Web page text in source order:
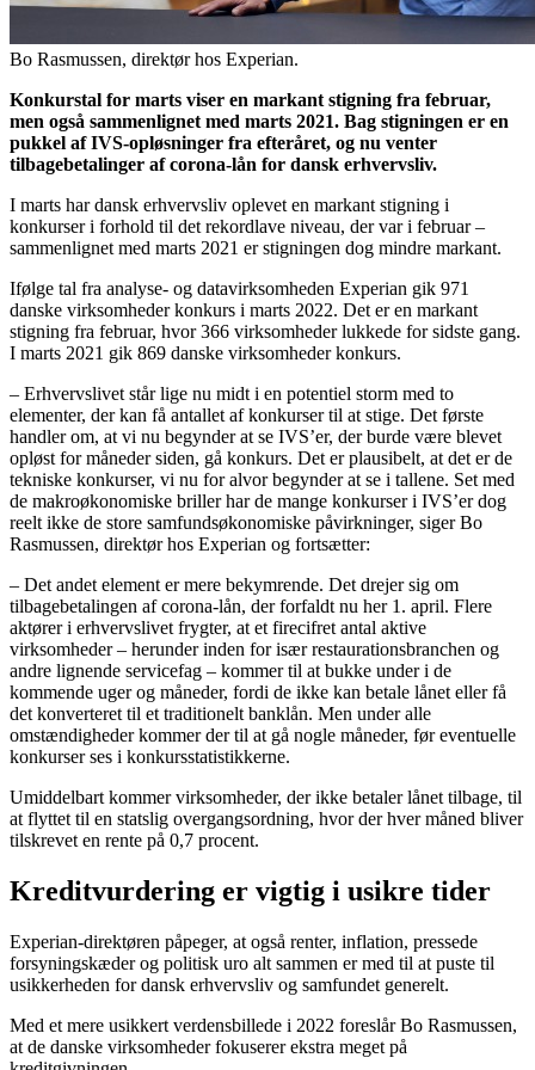
Bo Rasmussen, direktør hos Experian.
Konkurstal for marts viser en markant stigning fra februar,
men også sammenlignet med marts 2021. Bag stigningen er en
pukkel af IVS-opløsninger fra efteråret, og nu venter
tilbagebetalinger af corona-lån for dansk erhvervsliv.
I marts har dansk erhvervsliv oplevet en markant stigning i
konkurser i forhold til det rekordlave niveau, der var i februar –
sammenlignet med marts 2021 er stigningen dog mindre markant.
Ifølge tal fra analyse- og datavirksomheden Experian gik 971
danske virksomheder konkurs i marts 2022. Det er en markant
stigning fra februar, hvor 366 virksomheder lukkede for sidste gang.
I marts 2021 gik 869 danske virksomheder konkurs.
– Erhvervslivet står lige nu midt i en potentiel storm med to
elementer, der kan få antallet af konkurser til at stige. Det første
handler om, at vi nu begynder at se IVS’er, der burde være blevet
opløst for måneder siden, gå konkurs. Det er plausibelt, at det er de
tekniske konkurser, vi nu for alvor begynder at se i tallene. Set med
de makroøkonomiske briller har de mange konkurser i IVS’er dog
reelt ikke de store samfundsøkonomiske påvirkninger, siger Bo
Rasmussen, direktør hos Experian og fortsætter:
– Det andet element er mere bekymrende. Det drejer sig om
tilbagebetalingen af corona-lån, der forfaldt nu her 1. april. Flere
aktører i erhvervslivet frygter, at et firecifret antal aktive
virksomheder – herunder inden for især restaurationsbranchen og
andre lignende servicefag – kommer til at bukke under i de
kommende uger og måneder, fordi de ikke kan betale lånet eller få
det konverteret til et traditionelt banklån. Men under alle
omstændigheder kommer der til at gå nogle måneder, før eventuelle
konkurser ses i konkursstatistikkerne.
Umiddelbart kommer virksomheder, der ikke betaler lånet tilbage, til
at flyttet til en statslig overgangsordning, hvor der hver måned bliver
tilskrevet en rente på 0,7 procent.
Kreditvurdering er vigtig i usikre tider
Experian-direktøren påpeger, at også renter, inflation, pressede
forsyningskæder og politisk uro alt sammen er med til at puste til
usikkerheden for dansk erhvervsliv og samfundet generelt.
Med et mere usikkert verdensbillede i 2022 foreslår Bo Rasmussen,
at de danske virksomheder fokuserer ekstra meget på